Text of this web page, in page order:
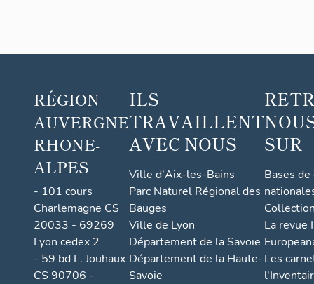
RÉGION
AUVERGNE
RHONE-
ALPES
- 101 cours
Charlemagne CS
20033 - 69269
Lyon cedex 2
- 59 bd L. Jouhaux
CS 90706 -
ILS
TRAVAILLENT
AVEC NOUS
Ville d'Aix-les-Bains
Parc Naturel Régional des
Bauges
Ville de Lyon
Département de la Savoie
Département de la Haute-
Savoie
SUR
Bases
La revue
Les